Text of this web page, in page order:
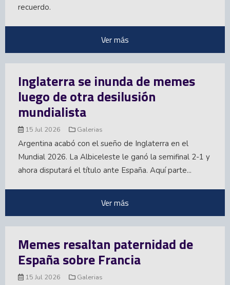
recuerdo.
Ver más
Inglaterra se inunda de memes
luego de otra desilusión
mundialista
15 Jul 2026 Galerias
Argentina acabó con el sueño de Inglaterra en el
Mundial 2026. La Albiceleste le ganó la semifinal 2-1 y
ahora disputará el título ante España. Aquí parte...
Ver más
Memes resaltan paternidad de
España sobre Francia
15 Jul 2026 Galerias